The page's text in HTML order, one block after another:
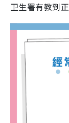
卫生署有教到